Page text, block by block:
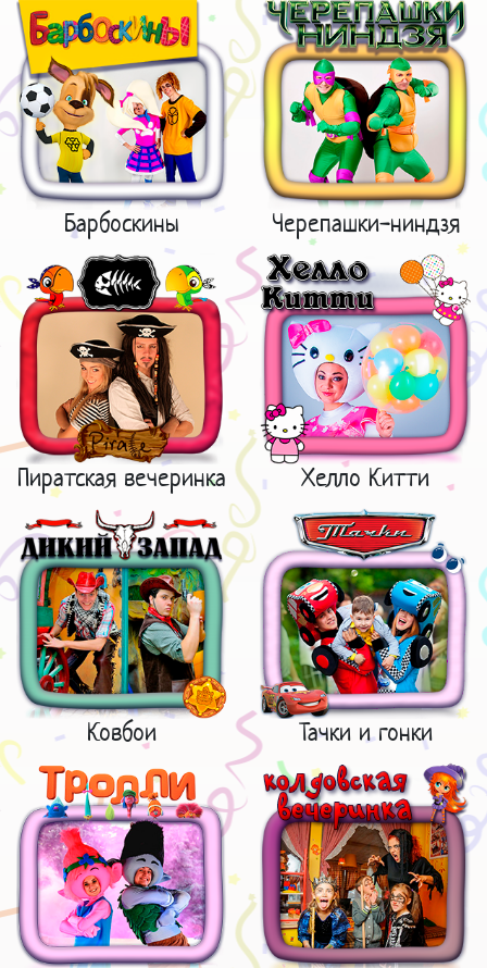
Барбоскины Черепашки-ниндзя
Пиратская вечеринка Хелло Китти
Ковбои Тачки и гонки